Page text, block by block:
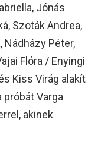
Jónás
Szoták Andrea,
Nádházy Péter,
Flóra / Enyingi
Kiss Virág alakít
Varga
akinek